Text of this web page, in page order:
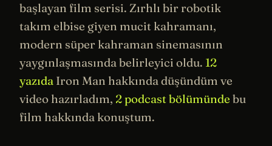
başlayan film serisi. Zırhlı bir robotik
takım elbise giyen mucit kahramanı,
modern süper kahraman sinemasının
yaygınlaşmasında belirleyici oldu. 12
yazıda Iron Man hakkında düşündüm ve
video hazırladım, 2 podcast bölümünde bu
film hakkında konuştum.